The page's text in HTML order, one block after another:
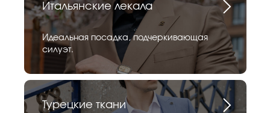
Итальянские лекала
Идеальная посадка, подчеркивающая
силуэт.
Турецкие ткани